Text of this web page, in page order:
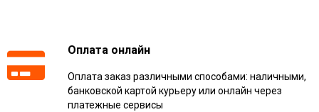
Оплата онлайн
Оплата заказ различными способами: наличными,
банковской картой курьеру или онлайн через
платежные сервисы